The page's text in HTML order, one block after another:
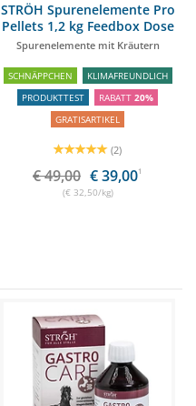
STRÖH Spurenelemente Pro
Pellets 1,2 kg Feedbox Dose
Spurenelemente mit Kräutern
SCHNÄPPCHEN
KLIMAFREUNDLICH
PRODUKTTEST
RABATT 20%
GRATISARTIKEL
(2)
€ 49,00 € 39,001
(€ 32,50/kg)